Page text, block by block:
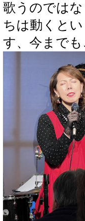
歌うのでは
ちは動くと
す、今まで